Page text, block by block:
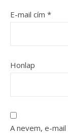
E-mail cím *
Honlap
A nevem, e-